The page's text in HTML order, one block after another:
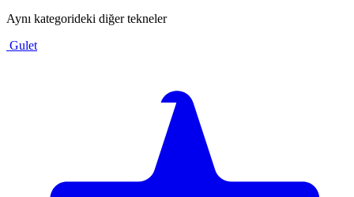
Aynı kategorideki diğer tekneler
Gulet